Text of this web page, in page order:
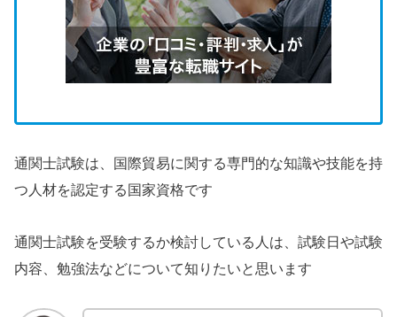
通関士試験は、国際貿易に関する専門的な知識や技能を持
つ人材を認定する国家資格です
通関士試験を受験するか検討している人は、試験日や試験
内容、勉強法などについて知りたいと思います